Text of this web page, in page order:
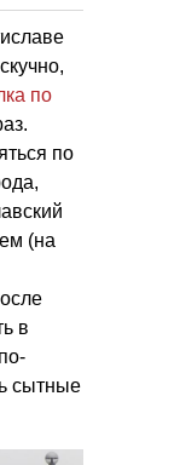
по
по
(на
в
сытные